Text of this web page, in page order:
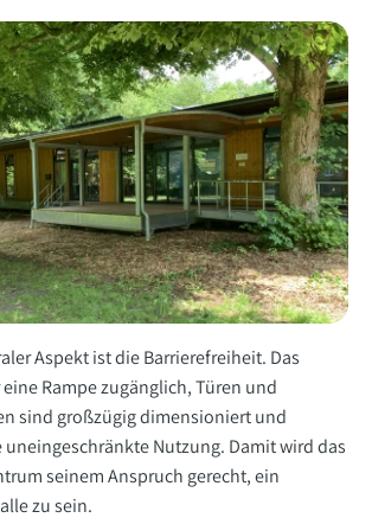
Aspekt ist die Barrierefreiheit. Das
Rampe zugänglich, Türen und
sind großzügig dimensioniert und
Nutzung. Damit wird das
seinem Anspruch gerecht, ein
zu sein.